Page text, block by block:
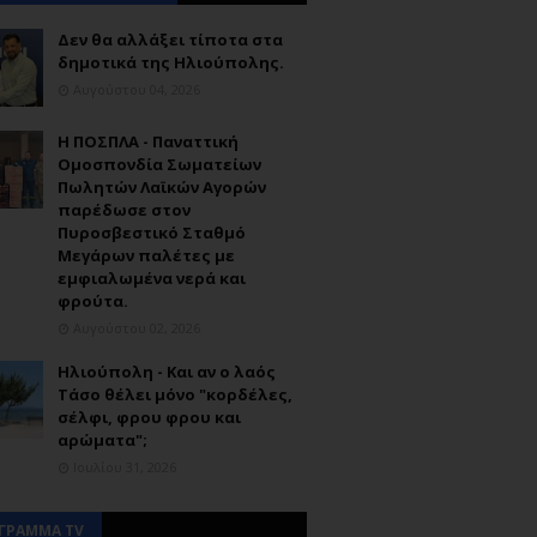
Δεν θα αλλάξει τίποτα στα
δημοτικά της Ηλιούπολης.
Η ΠΟΣΠΛΑ - Παναττική
Ομοσπονδία Σωματείων
Πωλητών Λαϊκών Αγορών
παρέδωσε στον
Πυροσβεστικό Σταθμό
Μεγάρων παλέτες με
εμφιαλωμένα νερά και
φρούτα.
Ηλιούπολη - Και αν ο λαός
Τάσο θέλει μόνο "κορδέλες,
σέλφι, φρου φρου και
αρώματα";
TV